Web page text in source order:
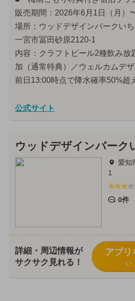
販売期間：2026年6月1日（月）
場所：ウッドデザインパークい
一宮市冨田砂原2120-1
内容：クラフトビール2種飲み放
加（通常特典）／ウェルカムデ
前日13:00時点で降水確率50%超
公式サイト
ウッドデザインパーク
愛知
1
0件
詳細・周辺情報が
サクサク見れる！
アプリ
い